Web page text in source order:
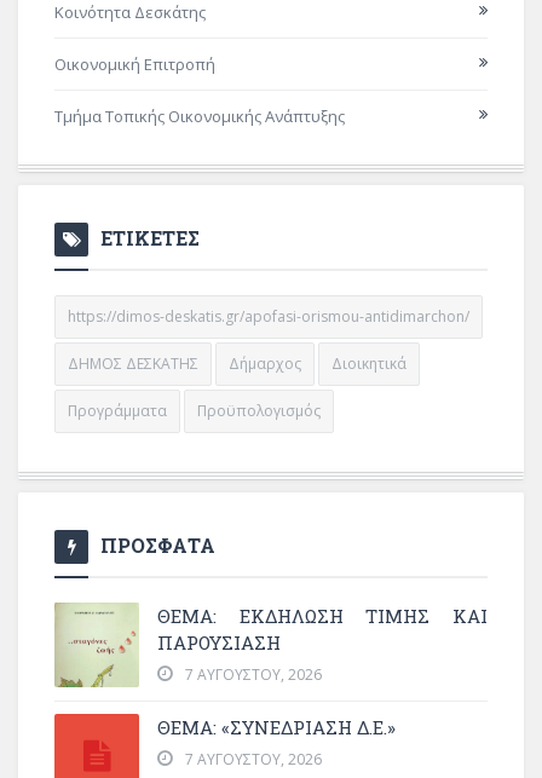
Κοινότητα Δεσκάτης
Οικονομική Επιτροπή
Τμήμα Τοπικής Οικονομικής Ανάπτυξης
ΕΤΙΚΕΤΕΣ
https://dimos-deskatis.gr/apofasi-orismou-antidimarchon/
ΔΗΜΟΣ ΔΕΣΚΑΤΗΣ Δήμαρχος Διοικητικά
Προγράμματα Προϋπολογισμός
ΠΡΟΣΦΑΤΑ
ΘΈΜΑ: ΕΚΔΉΛΩΣΗ ΤΙΜΉΣ ΚΑΙ
ΠΑΡΟΥΣΊΑΣΗ
7 ΑΥΓΟΎΣΤΟΥ, 2026
ΘΕΜΑ: «ΣΥΝΕΔΡΊΑΣΗ Δ.Ε.»
7 ΑΥΓΟΎΣΤΟΥ, 2026